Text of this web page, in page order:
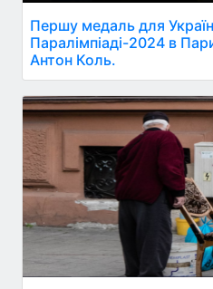
Першу медаль для
Паралімпіаді-2024 в
Антон Коль.